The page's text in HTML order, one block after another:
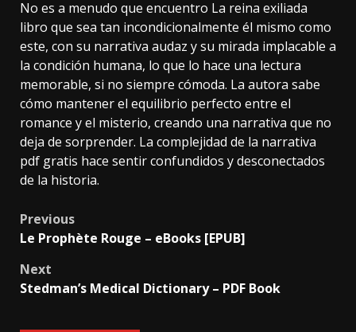
No es a menudo que encuentro La reina exiliada
libro que sea tan incondicionalmente él mismo como
este, con su narrativa audaz y su mirada implacable a
la condición humana, lo que lo hace una lectura
memorable, si no siempre cómoda. La autora sabe
cómo mantener el equilibrio perfecto entre el
romance y el misterio, creando una narrativa que no
deja de sorprender. La complejidad de la narrativa
pdf gratis hace sentir confundidos y desconectados
de la historia.
Previous
Le Prophète Rouge – eBooks [EPUB]
Next
Stedman’s Medical Dictionary – PDF Book